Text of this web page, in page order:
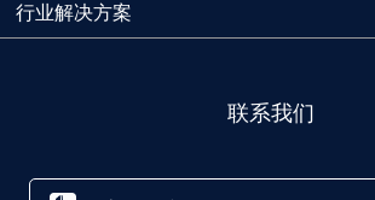
行业解决方案
联系我们